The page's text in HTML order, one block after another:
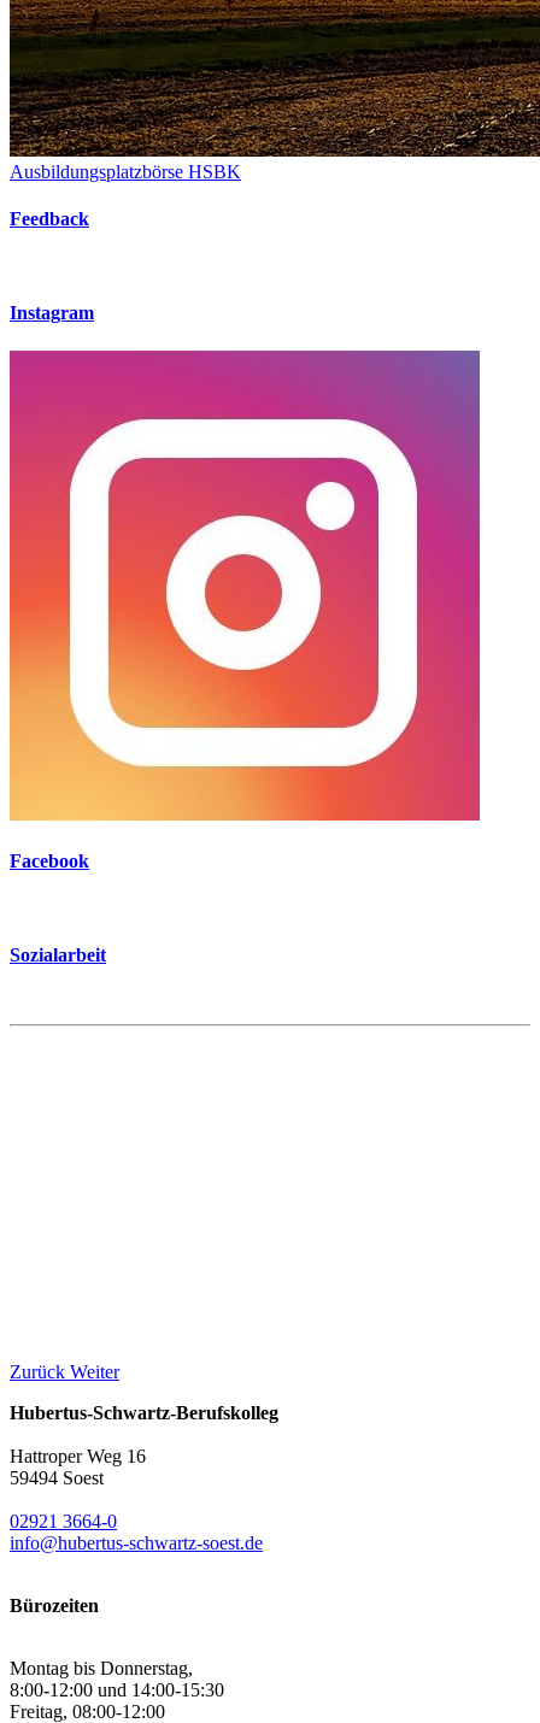
Ausbildungsplatzbörse HSBK
Feedback
Instagram
Facebook
Sozialarbeit
Zurück Weiter
Hubertus-Schwartz-Berufskolleg
Hattroper Weg 16
59494 Soest
02921 3664-0
info@hubertus-schwartz-soest.de
Bürozeiten
Montag bis Donnerstag,
8:00-12:00 und 14:00-15:30
Freitag, 08:00-12:00